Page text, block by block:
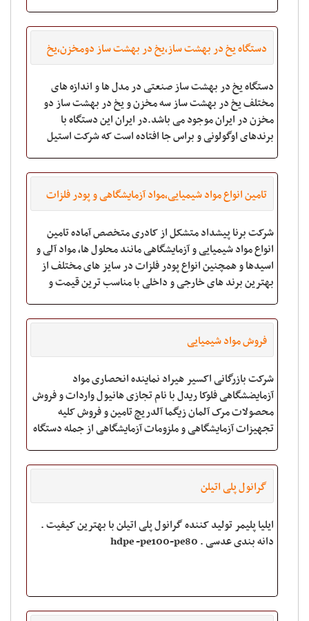
دستگاه یخ در بهشت ساز،یخ در بهشت ساز دومخزن،یخ
دستگاه یخ در بهشت ساز صنعتی در مدل ها و اندازه های
مختلف یخ در بهشت ساز سه مخزن و یخ در بهشت ساز دو
مخزن در ایران موجود می باشد.در ایران این دستگاه با
برندهای اوگولونی و براس جا افتاده است که شرکت استیل
تامین انواع مواد شیمیایی،مواد آزمایشگاهی و پودر فلزات
شرکت برنا پیشداد متشکل از کادری متخصص آماده تامین
انواع مواد شیمیایی و آزمایشگاهی مانند محلول ها، مواد آلی و
اسیدها و همچنین انواع پودر فلزات در سایز های مختلف از
بهترین برند های خارجی و داخلی با مناسب ترین قیمت و
فروش مواد شیمیایی
شرکت بازرگانی اکسیر هیراد نماینده انحصاری مواد
آزمایضشگاهی فلوکا ریدل با نام تجازی هانیول واردات و فروش
محصولات مرک آلمان زیگما آلدریچ تامین و فروش کلیه
تجهیزات آزمایشگاهی و ملزومات آزمایشگاهی از جمله دستگاه
گرانول پلی اتیلن
ایلیا پلیمر تولید کننده گرانول پلی اتیلن با بهترین کیفیت .
دانه بندی عدسی . hdpe -pe100-pe80